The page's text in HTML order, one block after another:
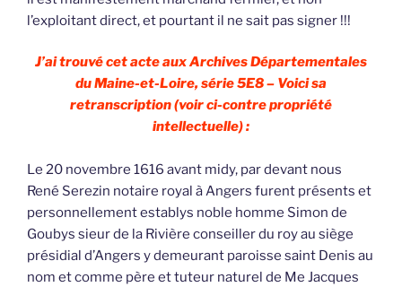
l’exploitant direct, et pourtant il ne sait pas signer !!!
J’ai trouvé cet acte aux Archives Départementales
du Maine-et-Loire, série 5E8 – Voici sa
retranscription (voir ci-contre propriété
intellectuelle) :
Le 20 novembre 1616 avant midy, par devant nous
René Serezin notaire royal à Angers furent présents et
personnellement establys noble homme Simon de
Goubys sieur de la Rivière conseiller du roy au siège
présidial d’Angers y demeurant paroisse saint Denis au
nom et comme père et tuteur naturel de Me Jacques